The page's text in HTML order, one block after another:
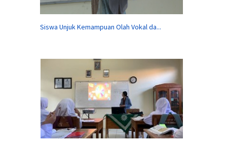
Siswa Unjuk Kemampuan Olah Vokal da...